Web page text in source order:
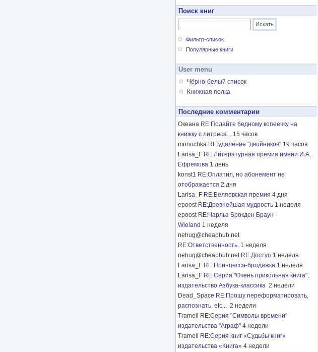
Поиск книг
Фильтр-список
Популярные книги
User menu
Чёрно-белый список
Книжная полка
Последние комментарии
Океана RE:Подайте бедному копеечку на
книжку с литреса... 15 часов
monochka RE:удаление "двойников" 19 часов
Larisa_F RE:Литературная премия имени И.А.
Ефремова 1 день
konst1 RE:Оплатил, но абонемент не
отображается 2 дня
Larisa_F RE:Беляевская премия 4 дня
epoost RE:Древнейшая мудрость 1 неделя
epoost RE:Чарльз Брокден Браун -
Wieland 1 неделя
nehug@cheaphub.net
RE:Ответственность. 1 неделя
nehug@cheaphub.net RE:Доступ 1 неделя
Larisa_F RE:Принцесса-бродяжка 1 неделя
Larisa_F RE:Серия "Очень прикольная книга",
издательство Азбука-классика 2 недели
Dead_Space RE:Прошу переформатировать,
распознать, etc... 2 недели
Tramell
RE:Серия "Символы времени"
издательства "Аграф" 4 недели
Tramell
RE:Серия книг «Судьбы книг»
издательства «Книга» 4 недели